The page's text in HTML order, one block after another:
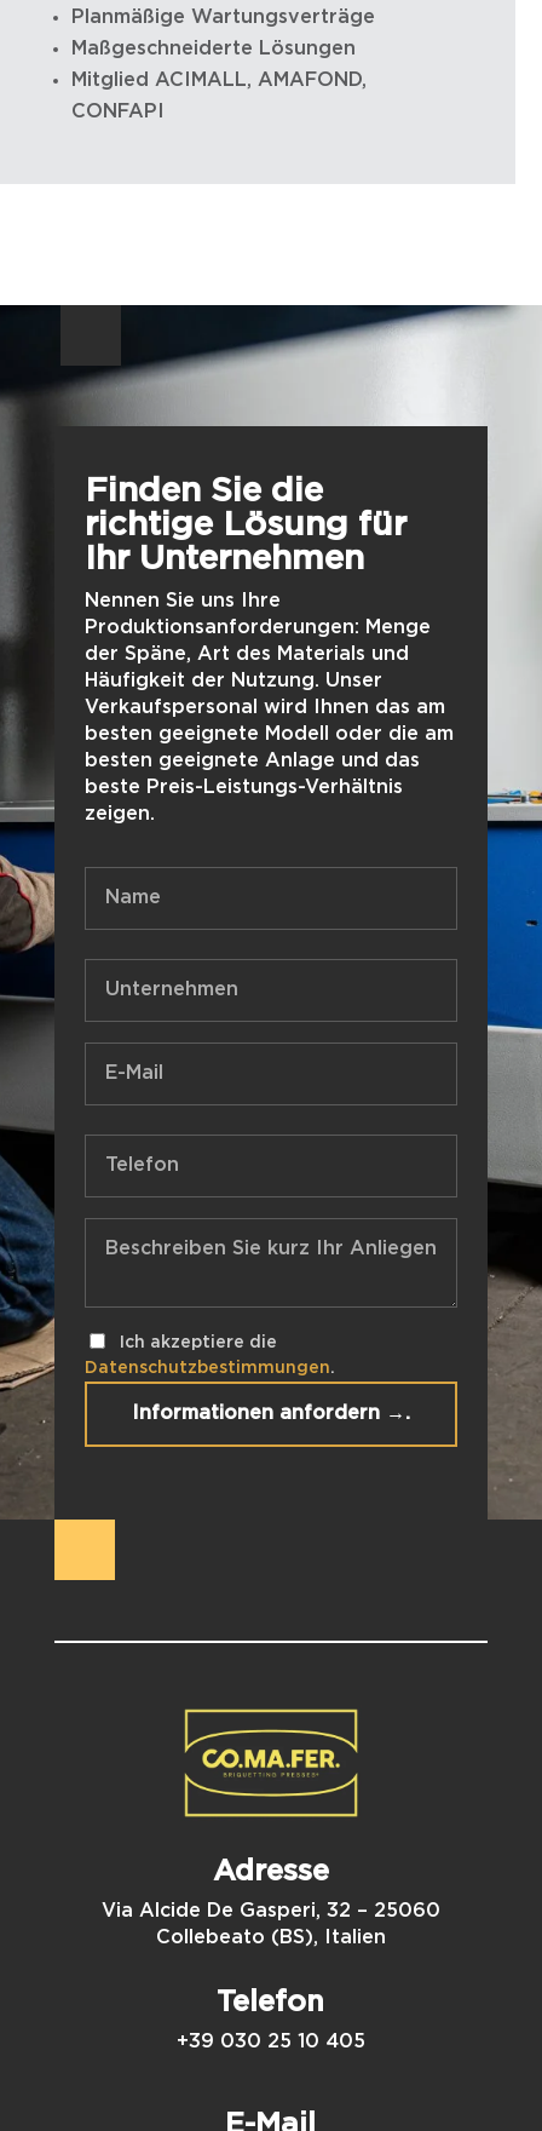
Planmäßige Wartungsverträge
Maßgeschneiderte Lösungen
Mitglied ACIMALL, AMAFOND,
CONFAPI
Finden Sie die
richtige Lösung für
Ihr Unternehmen
Nennen Sie uns Ihre
Produktionsanforderungen: Menge
der Späne, Art des Materials und
Häufigkeit der Nutzung. Unser
Verkaufspersonal wird Ihnen das am
besten geeignete Modell oder die am
besten geeignete Anlage und das
beste Preis-Leistungs-Verhältnis
zeigen.
Ich akzeptiere die
Datenschutzbestimmungen.
Adresse
Via Alcide De Gasperi, 32 – 25060
Collebeato (BS), Italien
Telefon
+39 030 25 10 405
E-Mail